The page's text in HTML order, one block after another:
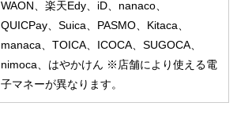
WAON、楽天Edy、iD、nanaco、
QUICPay、Suica、PASMO、Kitaca、
manaca、TOICA、ICOCA、SUGOCA、
nimoca、はやかけん ※店舗により使える電
子マネーが異なります。